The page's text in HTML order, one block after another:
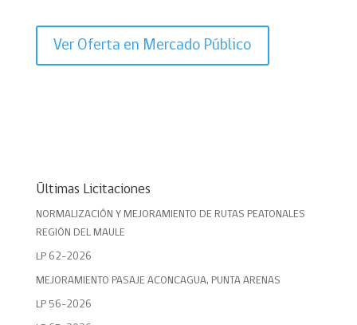
Ver Oferta en Mercado Público
Últimas Licitaciones
NORMALIZACIÓN Y MEJORAMIENTO DE RUTAS PEATONALES
REGIÓN DEL MAULE
LP 62-2026
MEJORAMIENTO PASAJE ACONCAGUA, PUNTA ARENAS
LP 56-2026